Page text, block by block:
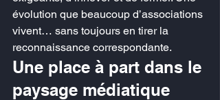
évolution que beaucoup d’associations
vivent… sans toujours en tirer la
reconnaissance correspondante.
Une place à part dans le
paysage médiatique